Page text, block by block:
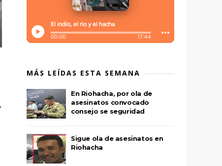
MÁS LEÍDAS ESTA SEMANA
En Riohacha, por ola de
asesinatos convocado
consejo se seguridad
Sigue ola de asesinatos en
Riohacha